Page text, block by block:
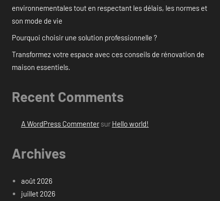
environnementales tout en respectant les délais, les normes et
son mode de vie
Pourquoi choisir une solution professionnelle ?
Transformez votre espace avec ces conseils de rénovation de
maison essentiels.
Recent Comments
A WordPress Commentersur Hello world!
Archives
août 2026
juillet 2026